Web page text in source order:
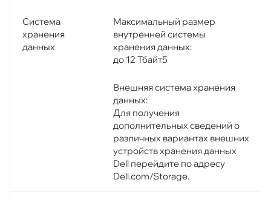
Система
хранения
данных
Максимальный размер
внутренней системы
хранения данных:
до 12 Тбайт5
Внешняя система хранения
данных:
Для получения
дополнительных сведений о
различных вариантах внешних
устройств хранения данных
Dell перейдите по адресу
Dell.com/Storage.